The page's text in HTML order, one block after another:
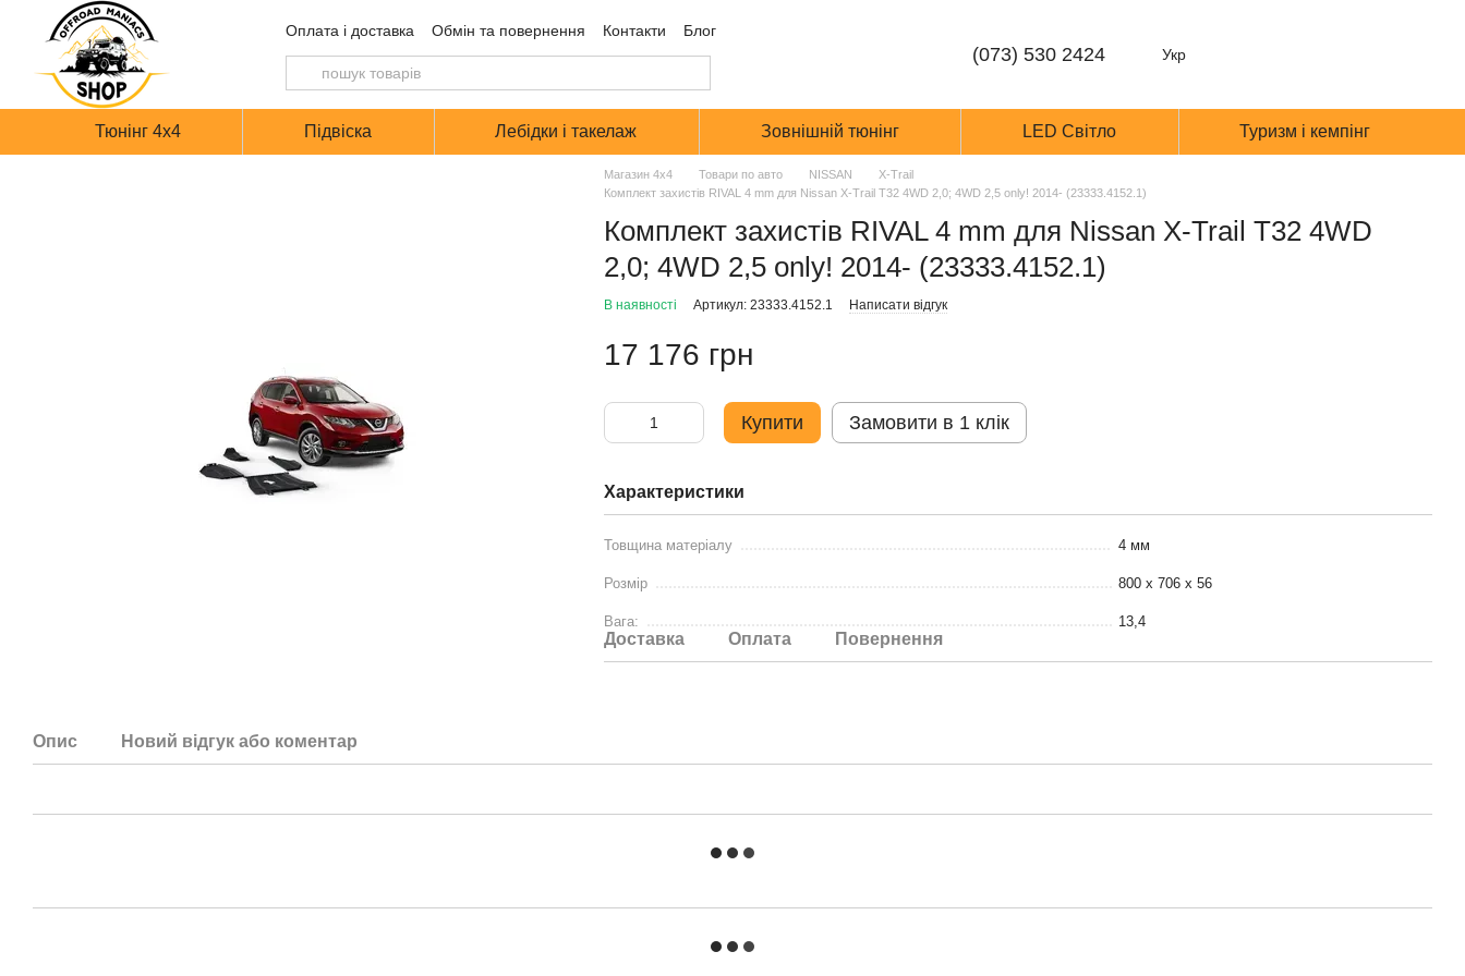
Перейти до основного контенту
Оплата і доставка Обмін та повернення Контакти Блог
(073) 530 2424 Укр
Тюнінг 4х4 Підвіска Лебідки і такелаж Зовнішній тюнінг LED Світло Туризм і кемпінг
Магазин 4х4 Товари по авто NISSAN
X-Trail
Комплект захистів RIVAL 4 mm для Nissan X-Trail T32 4WD 2,0; 4WD 2,5 only! 2014- (23333.4152.1)
Комплект захистів RIVAL 4 mm для Nissan X-Trail T32 4WD
2,0; 4WD 2,5 only! 2014- (23333.4152.1)
В наявності Артикул: 23333.4152.1 Написати відгук
17 176 грн
Купити Замовити в 1 клік
Характеристики
Товщина матеріалу 4 мм
Розмір 800 x 706 x 56
Вага: 13,4
Доставка Оплата Повернення
Опис Новий відгук або коментар